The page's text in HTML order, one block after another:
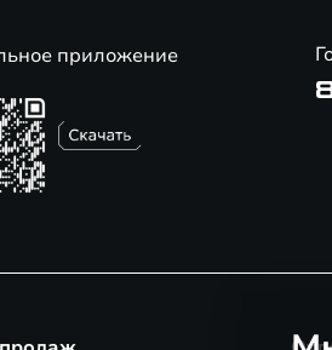
приложение